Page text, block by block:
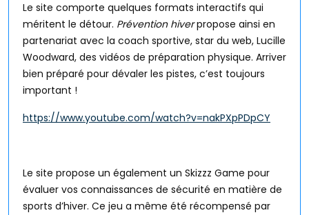
Le site comporte quelques formats interactifs qui
méritent le détour. Prévention hiverpropose ainsi en
partenariat avec la coach sportive, star du web, Lucille
Woodward, des vidéos de préparation physique. Arriver
bien préparé pour dévaler les pistes, c’est toujours
important !
https://www.youtube.com/watch?v=nakPXpPDpCY
Le site propose un également un Skizzz Game pour
évaluer vos connaissances de sécurité en matière de
sports d’hiver. Ce jeu a même été récompensé par